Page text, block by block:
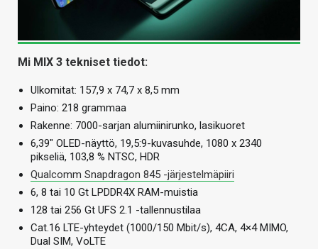
Mi MIX 3 tekniset tiedot:
Ulkomitat: 157,9 x 74,7 x 8,5 mm
Paino: 218 grammaa
Rakenne: 7000-sarjan alumiinirunko, lasikuoret
6,39″ OLED-näyttö, 19,5:9-kuvasuhde, 1080 x 2340
pikseliä, 103,8 % NTSC, HDR
Qualcomm Snapdragon 845 -järjestelmäpiiri
6, 8 tai 10 Gt LPDDR4X RAM-muistia
128 tai 256 Gt UFS 2.1 -tallennustilaa
Cat.16 LTE-yhteydet (1000/150 Mbit/s), 4CA, 4×4 MIMO,
Dual SIM, VoLTE